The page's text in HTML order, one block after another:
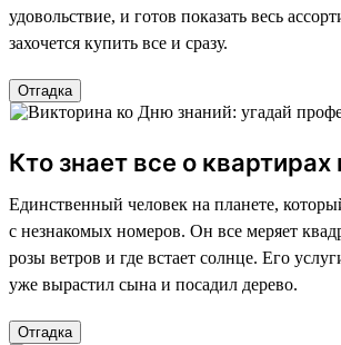
удовольствие, и готов показать весь
захочется купить все и сразу.
Отгадка
Кто знает все о квартирах
Единственный человек на планете,
с незнакомых номеров. Он все меряет
розы ветров и где встает солнце. Его
уже вырастил сына и посадил дерево.
Отгадка